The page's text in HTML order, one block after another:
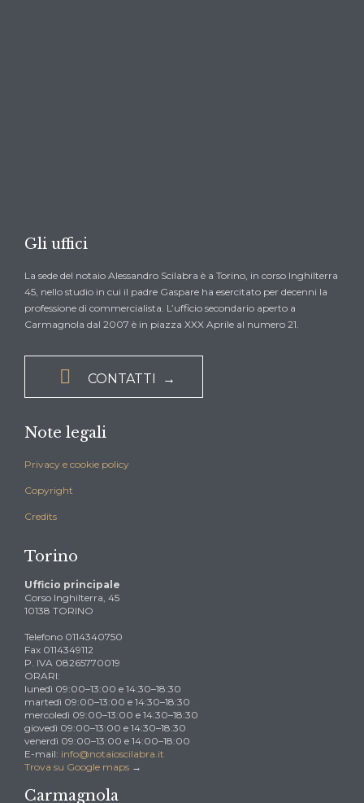
Gli uffici
La sede del notaio Alessandro Scilabra è a Torino, in corso Inghilterra
45, nello studio in cui il padre Gaspare ha esercitato per decenni la
professione di commercialista. L’ufficio secondario aperto a
Carmagnola dal 2007 è in piazza XXX Aprile al numero 21.
 CONTATTI →
Note legali
Privacy e cookie policy
Copyright
Credits
Torino
Ufficio principale
Corso Inghilterra, 45
10138 TORINO
Telefono 0114340750
Fax 0114349112
P. IVA 08265770019
ORARI:
lunedì 09:00–13:00 e 14:30–18:30
martedì 09:00–13:00 e 14:30–18:30
mercoledì 09:00–13:00 e 14:30–18:30
giovedì 09:00–13:00 e 14:30–18:30
venerdì 09:00–13:00 e 14:00–18:00
E-mail: info@notaioscilabra.it
Trova su Google maps →
Carmagnola